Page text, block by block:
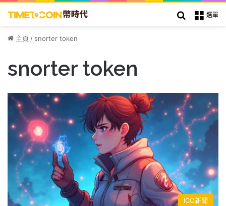
選單
搜索
主頁 / snorter token
snorter token
ICO新聞